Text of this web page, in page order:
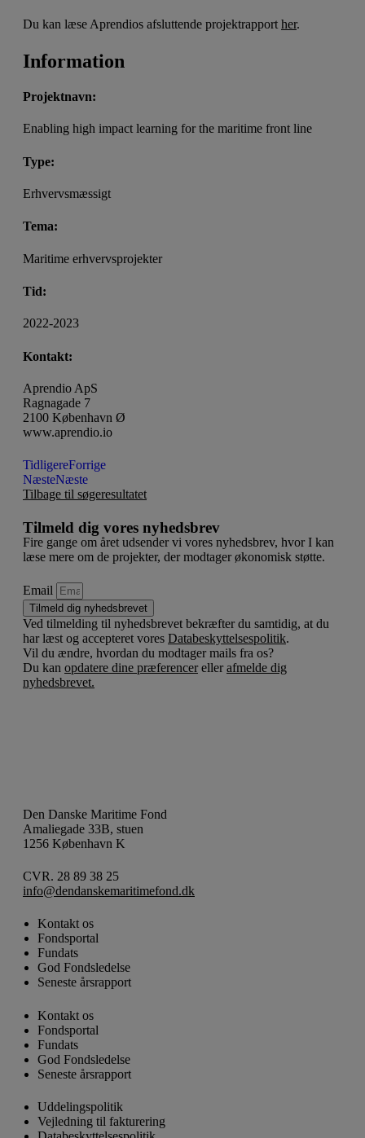
Du kan læse Aprendios afsluttende projektrapporther.
Information
Projektnavn:
Enabling high impact learning for the maritime front line
Type:
Erhvervsmæssigt
Tema:
Maritime erhvervsprojekter
Tid:
2022-2023
Kontakt:
Aprendio ApS
Ragnagade 7
2100 København Ø
www.aprendio.io
TidligereForrige
NæsteNæste
Tilbage til søgeresultatet
Tilmeld dig vores nyhedsbrev
Fire gange om året udsender vi vores nyhedsbrev, hvor I kan
læse mere om de projekter, der modtager økonomisk støtte.
Email
Tilmeld dig nyhedsbrevet
Ved tilmelding til nyhedsbrevet bekræfter du samtidig, at du
har læst og accepteret vores Databeskyttelsespolitik.
Vil du ændre, hvordan du modtager mails fra os?
Du kan opdatere dine præferencerellerafmelde dig
nyhedsbrevet.
Den Danske Maritime Fond
Amaliegade 33B, stuen
1256 København K
CVR. 28 89 38 25
info@dendanskemaritimefond.dk
Kontakt os
Fondsportal
Fundats
God Fondsledelse
Seneste årsrapport
Kontakt os
Fondsportal
Fundats
God Fondsledelse
Seneste årsrapport
Uddelingspolitik
Vejledning til fakturering